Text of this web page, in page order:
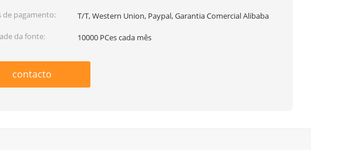
de pagamento:
T/T, Western Union, Paypal, Garantia Comercial Alibaba
da fonte:
10000 PCes cada mês
contacto